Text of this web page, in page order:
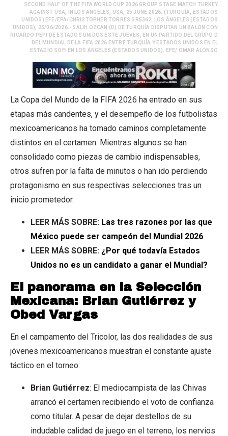
SECOND HALF OF THE FIFA WORLD CUP 2026 GROUP STAGE MATCH TURKEY
AGAINST USA, IN LOS ANGELES, USA, 25 JUNE 2026. (TURQUÍA, ESTADOS
UNIDOS) EFE/EPA/CHRISTOPHER TORRES GR5362. LOS ÁNGELES (ESTADOS
UNIDOS), 25/06/2026.- SALIH OZCAN (D) DE TURQUÍA DISPUTAN UN BALÓN CON
RICARDO PEPI DE ESTADOS UNIDOS ESTE JUEVES, EN UN PARTIDO DEL GRUPO D
DEL MUNDIAL DE LA FIFA 2026 ENTRE TURQUÍA Y ESTADOS UNIDOS EN EL
ESTADIO SOFI EN LOS ÁNGELES (ESTADOS UNIDOS). EFE/ OMAR ALONSO
La Copa del Mundo de la FIFA 2026 ha entrado en sus
etapas más candentes, y el desempeño de los futbolistas
mexicoamericanos ha tomado caminos completamente
distintos en el certamen. Mientras algunos se han
consolidado como piezas de cambio indispensables,
otros sufren por la falta de minutos o han ido perdiendo
protagonismo en sus respectivas selecciones tras un
inicio prometedor.
LEER MÁS SOBRE: Las tres razones por las que
México puede ser campeón del Mundial 2026
LEER MÁS SOBRE: ¿Por qué todavía Estados
Unidos no es un candidato a ganar el Mundial?
El panorama en la Selección
Mexicana: Brian Gutiérrez y
Obed Vargas
En el campamento del Tricolor, las dos realidades de sus
jóvenes mexicoamericanos muestran el constante ajuste
táctico en el torneo:
Brian Gutiérrez: El mediocampista de las Chivas
arrancó el certamen recibiendo el voto de confianza
como titular. A pesar de dejar destellos de su
indudable calidad de juego en el terreno, los nervios